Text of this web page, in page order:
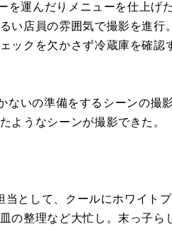
を運んだりメニューを仕上げ
い店員の雰囲気で撮影を進行
ックを欠かさず冷蔵庫を確認
ないの準備をするシーンの撮
ようなシーンが撮影できた。
当として、 クールにホワイト
の整理など大忙し。 末っ子ら